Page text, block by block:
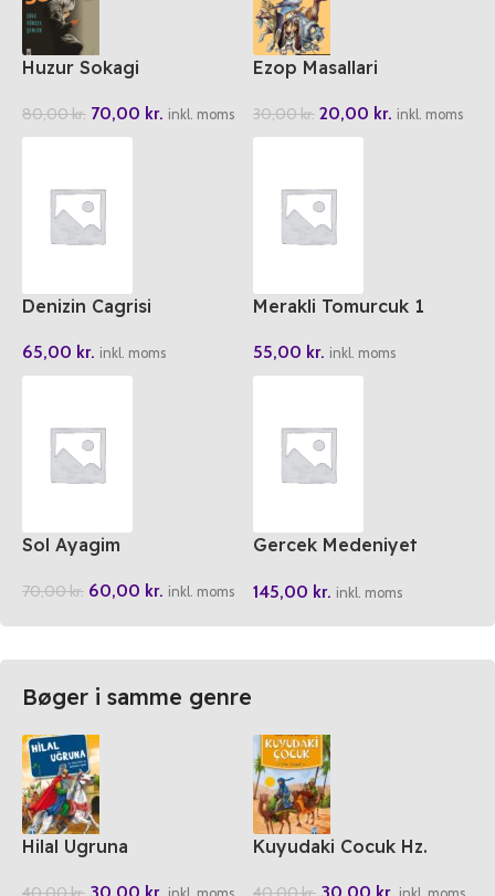
Huzur Sokagi
80,00kr. 70,00 kr. inkl. moms
Ezop Masallari
30,00kr. 20,00 kr. inkl. moms
Denizin Cagrisi
65,00 kr. inkl. moms
Merakli Tomurcuk 1
55,00 kr. inkl. moms
Sol Ayagim
70,00kr. 60,00 kr. inkl. moms
Gercek Medeniyet
145,00 kr. inkl. moms
Bøger i samme genre
Hilal Ugruna
Kuyudaki Cocuk Hz.